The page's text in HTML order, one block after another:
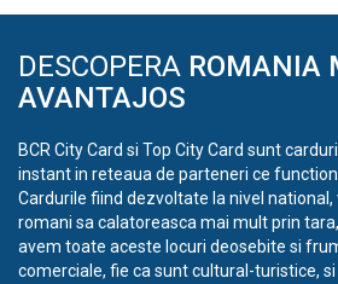
DESCOPERA ROMANIA
AVANTAJOS
BCR City Card si Top City Card sunt
instant in reteaua de parteneri ce
Cardurile fiind dezvoltate la nivel
romani sa calatoreasca mai mult prin
avem toate aceste locuri deosebite si
comerciale, fie ca sunt cultural-turistice,